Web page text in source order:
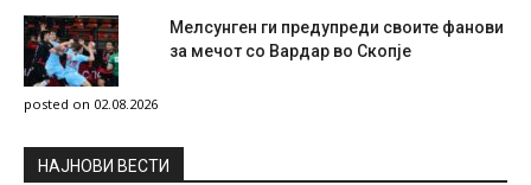
Мелсунген ги предупреди своите фанови
за мечот со Вардар во Скопје
posted on 02.08.2026
НAЈНОВИ ВЕСТИ